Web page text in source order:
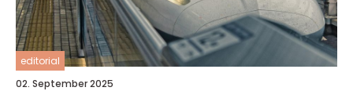
editorial
02. September 2025